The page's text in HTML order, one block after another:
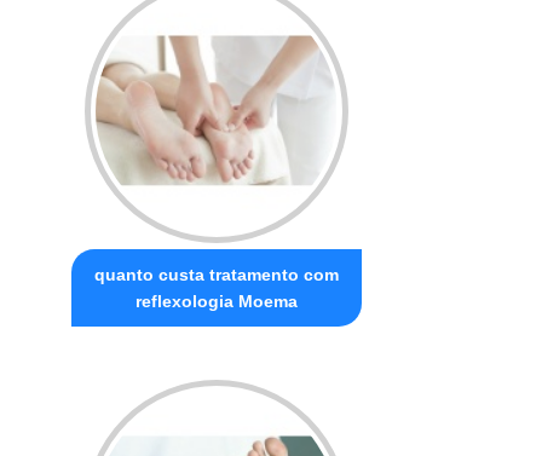
quanto custa tratamento com
reflexologia Moema